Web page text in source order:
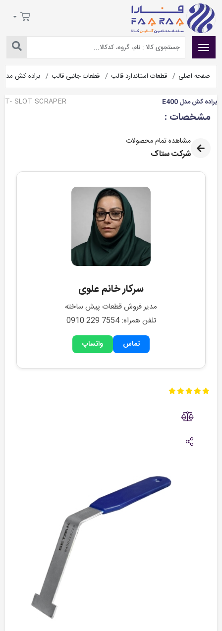
صفحه اصلی قطعات استاندارد قالب قطعات جانبی قالب براده کش مدل E400
براده کش مدل E400 T- SLOT SCRAPER
مشخصات :
مشاهده تمام محصولات
شرکت ستاک
سرکار خانم علوی
مدیر فروش قطعات پیش ساخته
تلفن همراه: 0910 229 7554
تماس واتساپ